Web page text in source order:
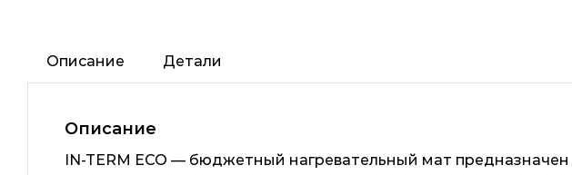
Описание Детали
Описание
IN-TERM ECO — бюджетный нагревательный мат